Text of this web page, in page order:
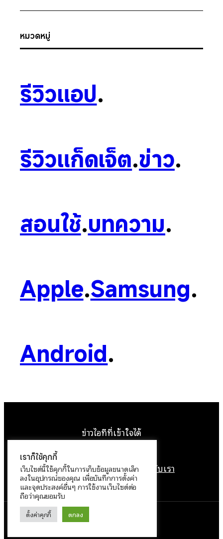
หมวดหมู่
รีวิวแอป.
รีวิวแก็ดเจ็ต.ข่าว.
สอนใช้.บทความ.
Apple.Samsung.
Android.
ข่าวไอทีที่เข้าใจได้
หน้าแรกติดต่อเราลิขสิทธิ์เกี่ยวกับเรา
นโยบายข้อมูลส่วนบุคคล
ทำงานด้วย
เราก็ใช้คุกกี้
เว็บไซต์นี้ใช้คุกกี้ในการเก็บข้อมูลขนาดเล็ก
ลงในอุปกรณ์ของคุณ เพื่อบันทึกการตั้งค่า
และจุดประสงค์อื่นๆ การใช้งานเว็บไซต์ต่อ
ถือว่าคุณยอมรับ
ตั้งค่าคุกกี้ ตกลง